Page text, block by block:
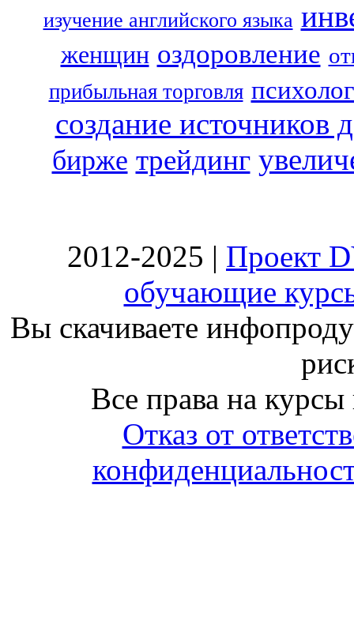
изучение английского языка
женщин оздоровление
прибыльная торговля
создание источников
бирже трейдинг
2012-2025 | Проект
обучающие
Вы скачиваете
Все права на
Отказ от